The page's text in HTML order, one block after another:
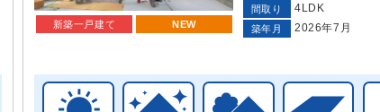
新築一戸建て NEW
間取り 4LDK
築年月 2026年7月